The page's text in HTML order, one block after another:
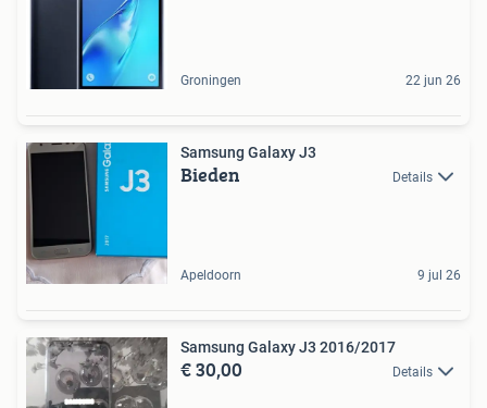
Groningen 22 jun 26
Samsung Galaxy J3
Bieden Details
Apeldoorn 9 jul 26
Samsung Galaxy J3 2016/2017
€ 30,00 Details